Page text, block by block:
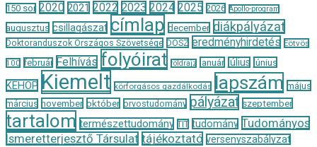
150 sor 2020 2021 2022 2023 2024 2025 2026 Apollo-program
augusztus csillagászat címlap december diákpályázat
Doktoranduszok Országos Szövetsége DOSZ eredményhirdetés Eötvös
100 február Felhívás folyóirat földrajz január július június
KEHOP Kiemelt körforgásos gazdálkodás lapszám május
március november október orvostudomány pályázat szeptember
tartalom természettudomány TIT tudomány Tudományos
Ismeretterjesztő Társulat tájékoztató versenyszabályzat